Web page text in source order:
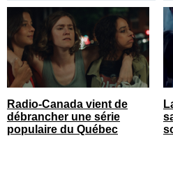
Radio-Canada vient de
débrancher une série
populaire du Québec